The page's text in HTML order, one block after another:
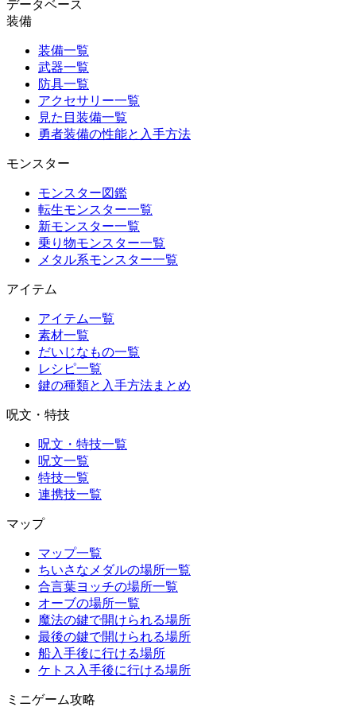
データベース
装備
装備一覧
武器一覧
防具一覧
アクセサリー一覧
見た目装備一覧
勇者装備の性能と入手方法
モンスター
モンスター図鑑
転生モンスター一覧
新モンスター一覧
乗り物モンスター一覧
メタル系モンスター一覧
アイテム
アイテム一覧
素材一覧
だいじなもの一覧
レシピ一覧
鍵の種類と入手方法まとめ
呪文・特技
呪文・特技一覧
呪文一覧
特技一覧
連携技一覧
マップ
マップ一覧
ちいさなメダルの場所一覧
合言葉ヨッチの場所一覧
オーブの場所一覧
魔法の鍵で開けられる場所
最後の鍵で開けられる場所
船入手後に行ける場所
ケトス入手後に行ける場所
ミニゲーム攻略